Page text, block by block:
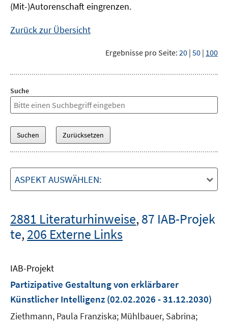
(Mit-)Autorenschaft eingrenzen.
Zurück zur Übersicht
Ergebnisse pro Seite: 20 | 50 | 100
Suche
ASPEKT AUSWÄHLEN:
2881 Literaturhinweise,87 IAB-Projek
te,206 Externe Links
IAB-Projekt
Partizipative Gestaltung von erklärbarer
Künstlicher Intelligenz (02.02.2026 - 31.12.2030)
Ziethmann, Paula Franziska; Mühlbauer, Sabrina;